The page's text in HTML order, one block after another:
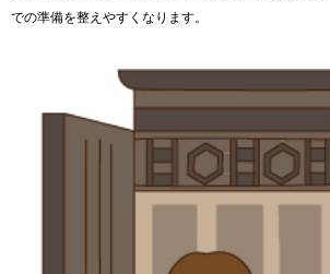
での準備を整えやすくなります。